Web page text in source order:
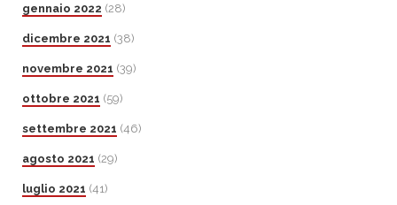
gennaio 2022 (28)
dicembre 2021 (38)
novembre 2021 (39)
ottobre 2021 (59)
settembre 2021 (46)
agosto 2021 (29)
luglio 2021 (41)